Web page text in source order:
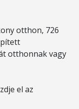
otthon, 726
otthonnak vagy
el az